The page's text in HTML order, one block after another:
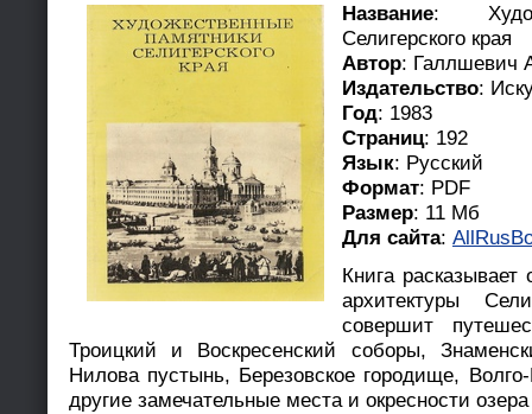
Название:
Селигерского края
Автор: Галлшевич
Издательство:
Год: 1983
Страниц: 192
Язык: Русский
Формат: PDF
Размер: 11 Мб
Для сайта:
Книга
архитектуры
совершит
Троицкий и Воскресенский соборы,
Нилова пустынь, Березовское городище,
другие замечательные места и окресности